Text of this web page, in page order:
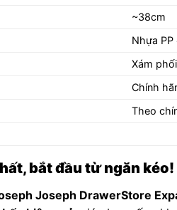
~38cm
Nhựa PP
Xám
Chính
Theo
bắt đầu từ ngăn kéo!
Joseph DrawerStore